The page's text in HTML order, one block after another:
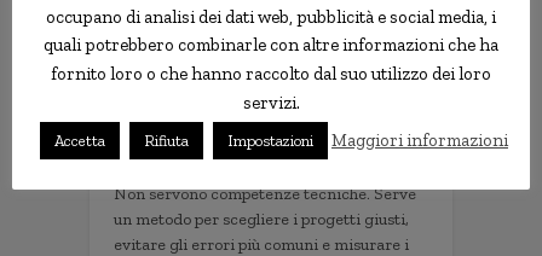
Contatti
Implementare l'AI nella tua impresa senza
sprecare tempo e soldi. Il libro con il
Non servono competenze tecniche. Serve
un metodo per scegliere i progetti giusti,
evitare gli errori più comuni e misurare i
occupano di analisi dei dati web, pubblicità e social media, i
quali potrebbero combinarle con altre informazioni che ha
fornito loro o che hanno raccolto dal suo utilizzo dei loro
servizi.
Accetta Rifiuta Impostazioni Maggiori informazioni